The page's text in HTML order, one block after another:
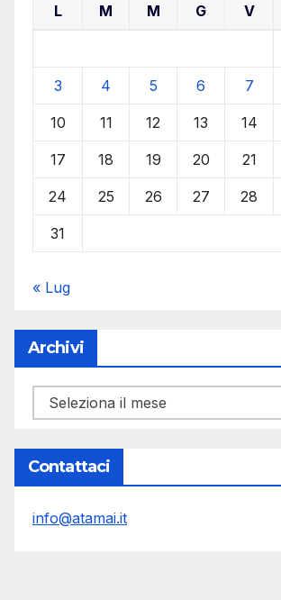
L M M G V
3 4 5 6 7
10 11 12 13 14
17 18 19 20 21
24 25 26 27 28
31
« Lug
Archivi
Archivi
Contattaci
info@atamai.it